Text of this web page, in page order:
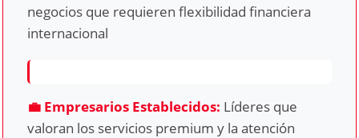
negocios que requieren flexibilidad financiera
internacional
💼 Empresarios Establecidos: Líderes que
valoran los servicios premium y la atención